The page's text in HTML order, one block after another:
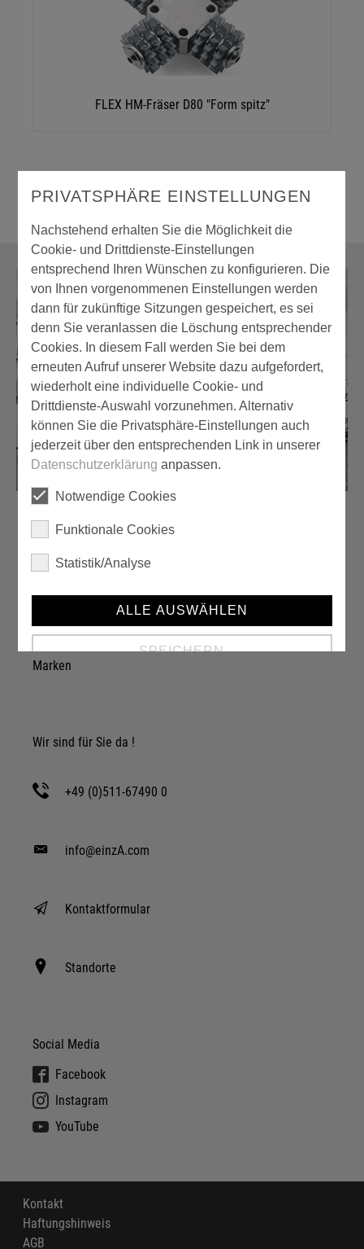
FLEX HM-Fräser D80 "Form spitz"
Über einzA
Unternehmen
Karriere
Marken
Wir sind für Sie da !
+49 (0)511-67490 0
info@einzA.com
Kontaktformular
Standorte
Social Media
Facebook
Instagram
YouTube
Kontakt
Haftungshinweis
AGB
PRIVATSPHÄRE EINSTELLUNGEN
Nachstehend erhalten Sie die Möglichkeit die
Cookie- und Drittdienste-Einstellungen
entsprechend Ihren Wünschen zu konfigurieren. Die
von Ihnen vorgenommenen Einstellungen werden
dann für zukünftige Sitzungen gespeichert, es sei
denn Sie veranlassen die Löschung entsprechender
Cookies. In diesem Fall werden Sie bei dem
erneuten Aufruf unserer Website dazu aufgefordert,
wiederholt eine individuelle Cookie- und
Drittdienste-Auswahl vorzunehmen. Alternativ
können Sie die Privatsphäre-Einstellungen auch
jederzeit über den entsprechenden Link in unserer
Datenschutzerklärung anpassen.
Notwendige Cookies
Funktionale Cookies
Statistik/Analyse
ALLE AUSWÄHLEN
SPEICHERN